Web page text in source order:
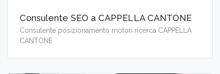
Consulente SEO a CAPPELLA CANTONE
Consulente posizionamento motori ricerca CAPPELLA
CANTONE